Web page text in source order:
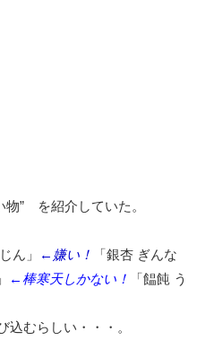
物” を紹介していた。
ん」 ←嫌い！
「銀杏 ぎんな
←棒寒天しかない！
「饂飩 う
むらしい・・・。